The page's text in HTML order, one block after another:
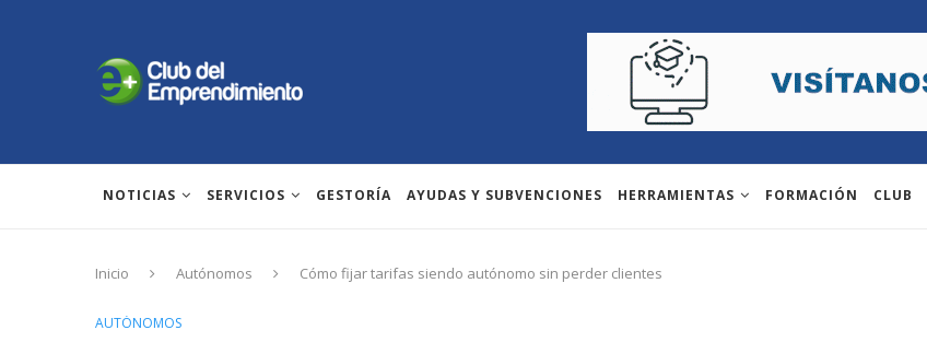
NOTICIAS SERVICIOS GESTORÍA AYUDAS Y SUBVENCIONES HERRAMIENTAS FORMACIÓN CLUB
Inicio Autónomos Cómo fijar tarifas siendo autónomo sin perder clientes
AUTÓNOMOS